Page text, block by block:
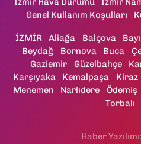
Genel Kullanım Koşulları
İZMİR Aliağa Balçova
Beydağ
Bornova Buca
Gaziemir
Güzelbahçe
Karşıyaka
Kemalpaşa Kiraz
Menemen
Narlıdere Ödemiş
Torbalı
Haber Yazılımı: